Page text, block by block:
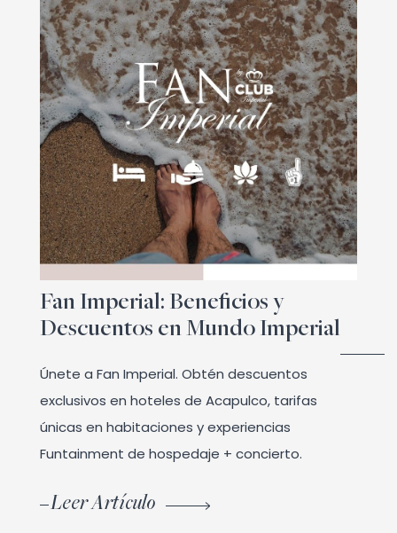
Fan Imperial: Beneficios y
Descuentos en Mundo Imperial
Únete a Fan Imperial. Obtén descuentos
exclusivos en hoteles de Acapulco, tarifas
únicas en habitaciones y experiencias
Funtainment de hospedaje + concierto.
Leer Artículo